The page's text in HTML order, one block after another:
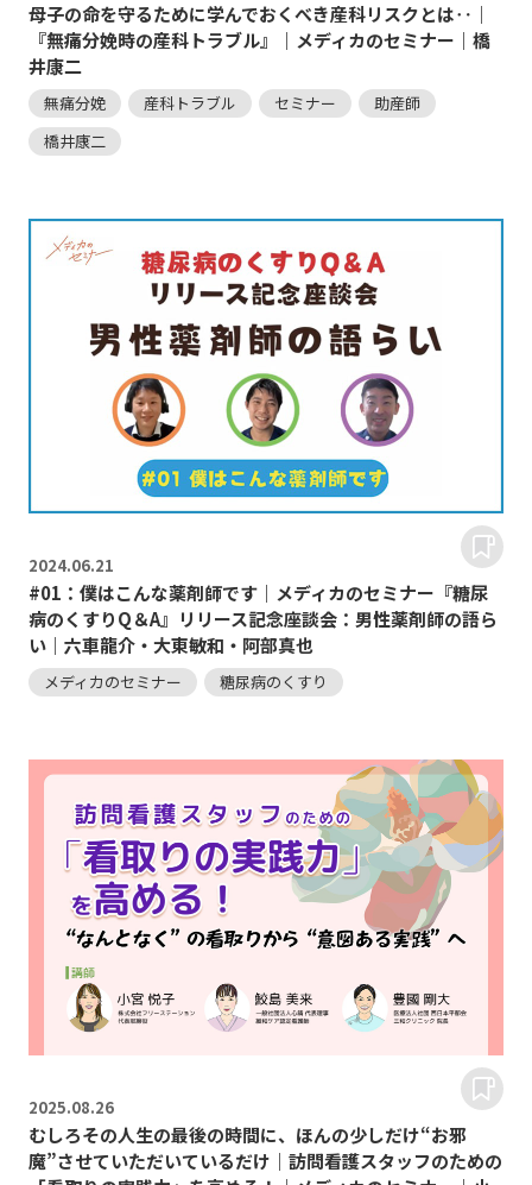
母子の命を守るために学んでおくべき産科リスクとは‥｜
『無痛分娩時の産科トラブル』｜メディカのセミナー｜橋
井康二
無痛分娩 産科トラブル セミナー
助産師
橋井康二
2024.06.21
#01：僕はこんな薬剤師です｜メディカのセミナー『糖尿
病のくすりQ＆A』リリース記念座談会：男性薬剤師の語ら
い｜六車龍介・大東敏和・阿部真也
メディカのセミナー 糖尿病のくすり
2025.08.26
むしろその人生の最後の時間に、ほんの少しだけ“お邪
魔”させていただいているだけ｜訪問看護スタッフのための